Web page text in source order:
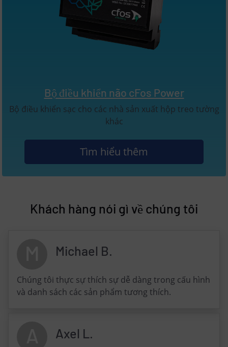
Bộ điều khiển não cFos Power
Bộ điều khiển sạc cho các nhà sản xuất hộp treo tường
khác
Tìm hiểu thêm
Khách hàng nói gì về chúng tôi
Michael B.
Chúng tôi thực sự thích sự dễ dàng trong cấu hình
và danh sách các sản phẩm tương thích.
Axel L.